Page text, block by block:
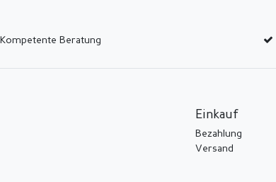
Kompetente Beratung
Einkauf
Bezahlung
Versand